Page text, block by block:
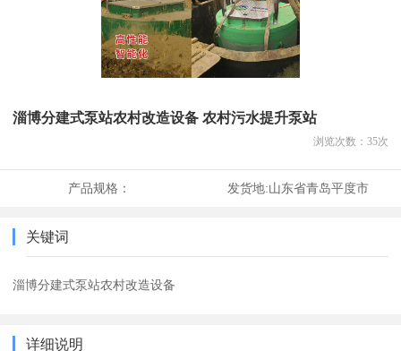
淄博分建式泵站农村改造设备 农村污水提升泵站
浏览次数： 35次
产品规格： 发货地:山东省青岛平度市
关键词
淄博分建式泵站农村改造设备
详细说明